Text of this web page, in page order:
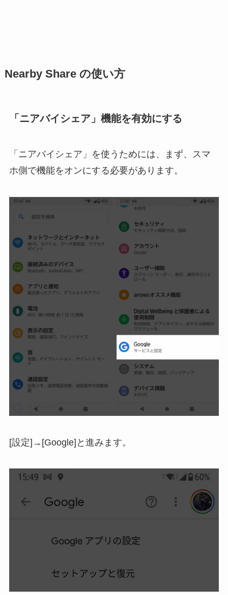
Nearby Share の使い方
「ニアバイシェア」機能を有効にする
「ニアバイシェア」を使うためには、まず、スマ
ホ側で機能をオンにする必要があります。
[設定]→[Google]と進みます。